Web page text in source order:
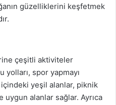
güzelliklerini keşfetmek
çeşitli aktiviteler
yolları, spor yapmayı
yeşil alanlar, piknik
alanlar sağlar. Ayrıca